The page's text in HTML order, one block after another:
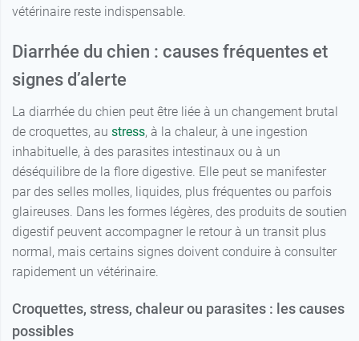
vétérinaire reste indispensable.
Diarrhée du chien : causes fréquentes et
signes d’alerte
La diarrhée du chien peut être liée à un changement brutal
de croquettes, au stress, à la chaleur, à une ingestion
inhabituelle, à des parasites intestinaux ou à un
déséquilibre de la flore digestive. Elle peut se manifester
par des selles molles, liquides, plus fréquentes ou parfois
glaireuses. Dans les formes légères, des produits de soutien
digestif peuvent accompagner le retour à un transit plus
normal, mais certains signes doivent conduire à consulter
rapidement un vétérinaire.
Croquettes, stress, chaleur ou parasites : les causes
possibles